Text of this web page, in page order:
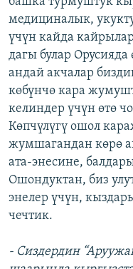
медициналык,
үчүн кайда
дагы булар
андай акчалар
көбүнчө кара
келиндер үчүн өтө
Көпчүлүгү ошол
жумшагандан көрө
ата-энесине,
Ошондуктан, биз
энелер үчүн,
чечтик.
- Сиздердин